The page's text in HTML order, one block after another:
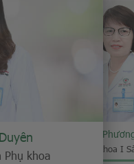
Phụ khoa
B.s
Chuyên khoa I